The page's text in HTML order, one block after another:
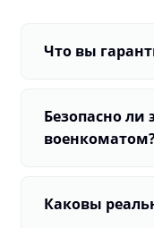
Что вы
Безопасно ли
Каковы